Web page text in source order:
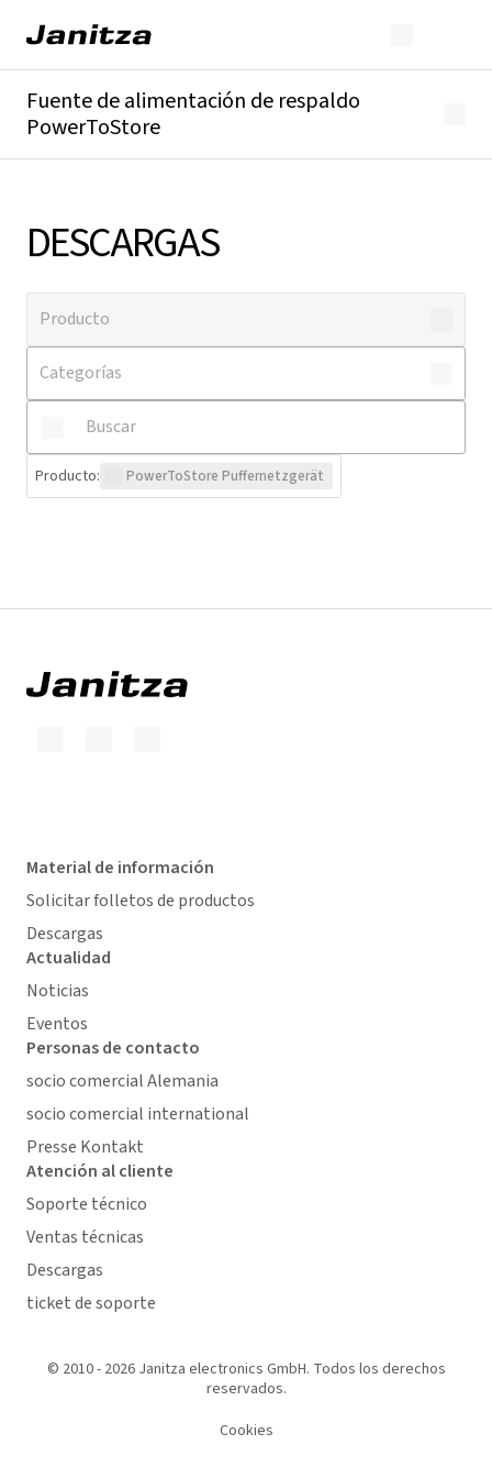
Fuente de alimentación de respaldo
PowerToStore
DESCARGAS
Producto: PowerToStore Puffernetzgerät
Material de información
Solicitar folletos de productos
Descargas
Actualidad
Noticias
Eventos
Personas de contacto
socio comercial Alemania
socio comercial international
Presse Kontakt
Atención al cliente
Soporte técnico
Ventas técnicas
Descargas
ticket de soporte
© 2010 - 2026 Janitza electronics GmbH. Todos los derechos
reservados.
Cookies